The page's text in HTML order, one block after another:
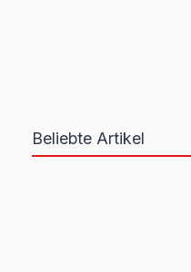
Beliebte Artikel